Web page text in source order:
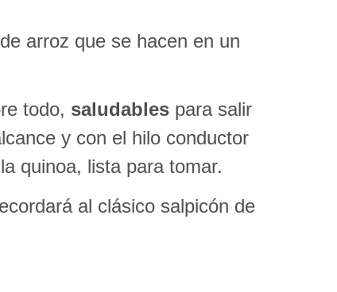
arroz que se hacen en un
todo, saludables para salir
y con el hilo conductor
quinoa, lista para tomar.
al clásico salpicón de